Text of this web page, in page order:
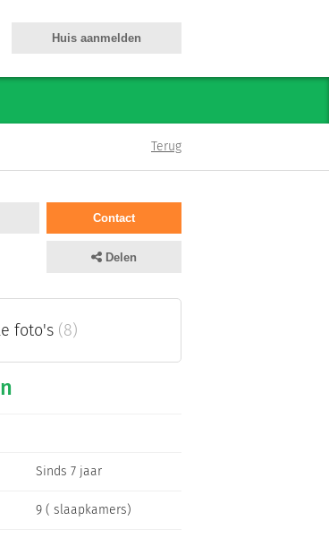
Huis aanmelden
Terug
Contact
Delen
foto's (8)
Sinds 7 jaar
9 ( slaapkamers)